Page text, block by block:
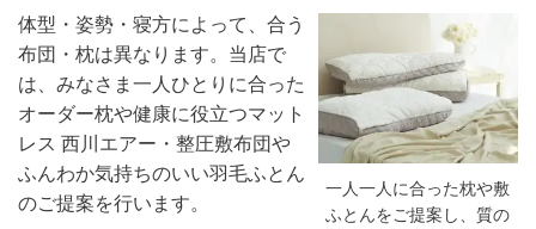
一人一人に合った枕や敷
ふとんをご提案し、質の
体型・姿勢・寝方によって、合う
布団・枕は異なります。当店で
は、みなさま一人ひとりに合った
オーダー枕や健康に役立つマット
レス 西川エアー・整圧敷布団や
ふんわか気持ちのいい羽毛ふとん
のご提案を行います。